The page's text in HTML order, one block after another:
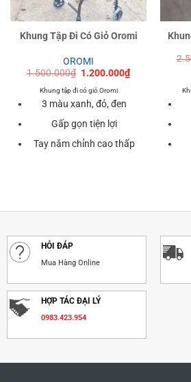
Khung Tập Đi Có Giỏ Oromi
OROMI
1.500.000₫ Giá
là:
1.500.000₫.
1.200.000₫Giá
hiện
1.200.000₫.
Khung tập đi có giỏ Oromi
3 màu xanh, đỏ, đen
Gấp gọn tiện lợi
Tay nắm chỉnh cao thấp
HỎI ĐÁP
Mua Hàng Online
HỢP TÁC ĐẠI LÝ
0983.423.954